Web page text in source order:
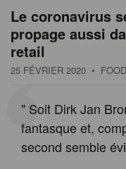
Le coronavirus
propage aussi
retail
25 FÉVRIER 2020 •
" Soit Dirk Jan
fantasque et,
second semble